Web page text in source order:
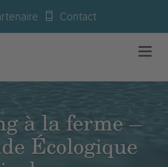
Contact
à la ferme –
Écologique